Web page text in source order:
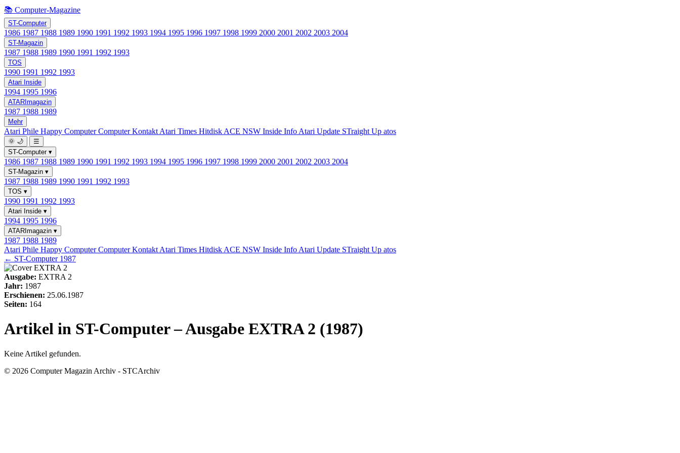
📚 Computer-Magazine
ST-Computer
1986 1987 1988 1989 1990 1991 1992 1993 1994 1995 1996 1997 1998 1999 2000 2001 2002 2003 2004
ST-Magazin
1987 1988 1989 1990 1991 1992 1993
TOS
1990 1991 1992 1993
Atari Inside
1994 1995 1996
ATARImagazin
1987 1988 1989
Mehr
Atari Phile Happy ComputerComputer Kontakt Atari Times Hitdisk ACE NSW Inside Info Atari Update STraight Up atos
🌞 🌙
☰
ST-Computer ▾
1986 1987 1988 1989 1990 1991 1992 1993 1994 1995 1996 1997 1998 1999 2000 2001 2002 2003 2004
ST-Magazin ▾
1987 1988 1989 1990 1991 1992 1993
TOS ▾
1990 1991 1992 1993
Atari Inside ▾
1994 1995 1996
ATARImagazin ▾
1987 1988 1989
Atari Phile Happy ComputerComputer Kontakt Atari Times Hitdisk ACE NSW Inside Info Atari Update STraight Up atos
← ST-Computer 1987
Ausgabe: EXTRA 2
Jahr: 1987
Erschienen: 25.06.1987
Seiten: 164
Artikel in ST-Computer – Ausgabe EXTRA 2 (1987)
Keine Artikel gefunden.
© 2026 Computer Magazin Archiv - STCArchiv